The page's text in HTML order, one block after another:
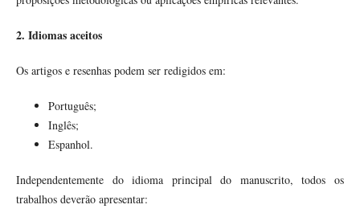
2. Idiomas aceitos
Os artigos e resenhas podem ser redigidos em:
Português;
Inglês;
Espanhol.
Independentemente do idioma principal do manuscrito, todos os
trabalhos deverão apresentar: